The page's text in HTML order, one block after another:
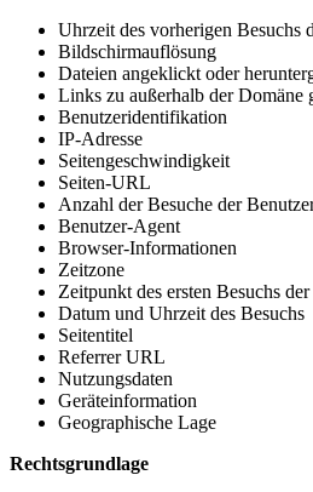
Uhrzeit des vorherigen Besuchs
Bildschirmauflösung
Dateien angeklickt oder
Links zu außerhalb der Domäne
Benutzeridentifikation
IP-Adresse
Seitengeschwindigkeit
Seiten-URL
Anzahl der Besuche der
Benutzer-Agent
Browser-Informationen
Zeitzone
Zeitpunkt des ersten Besuchs
Datum und Uhrzeit des Besuchs
Seitentitel
Referrer URL
Nutzungsdaten
Geräteinformation
Geographische Lage
Rechtsgrundlage